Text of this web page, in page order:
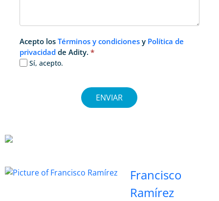
Acepto los Términos y condiciones y Política de
privacidad de Adity. *
Sí, acepto.
ENVIAR
Francisco
Ramírez